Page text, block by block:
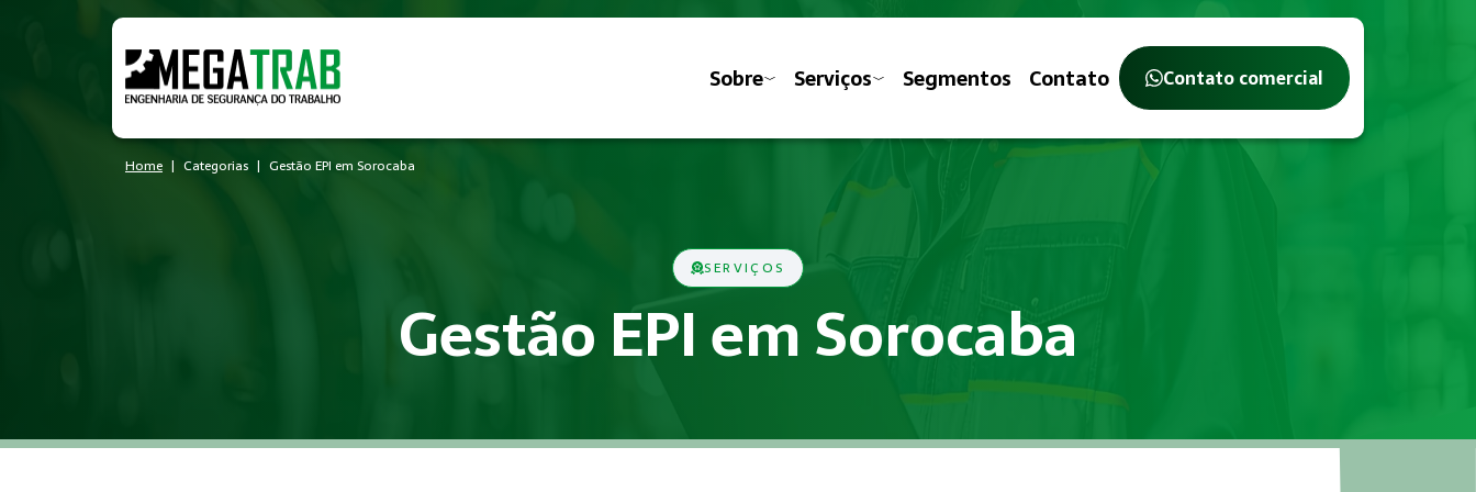
Sobre Serviços Segmentos Contato Contato comercial
Home Categorias Gestão EPI em Sorocaba
SERVIÇOS
Gestão EPI em Sorocaba
Gestão EPI é um conjunto de medidas técnicas e administrativas previstas nas Normas Regulamentadoras do Ministério do Trabalho, com o objetivo de identificar, avaliar e